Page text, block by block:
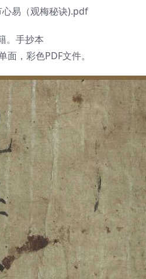
易（观梅秘诀).pdf
。手抄本
面，彩色PDF文件。